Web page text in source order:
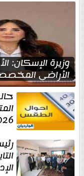
وزيرة الإسكان:
الأراضي